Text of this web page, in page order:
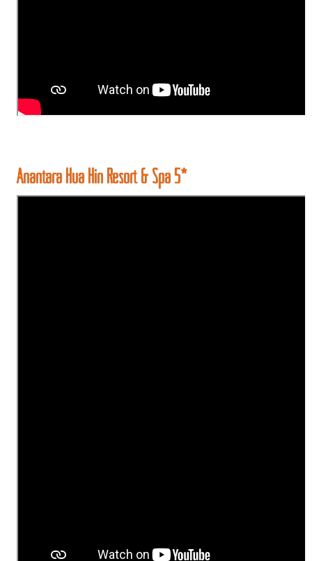
Anantara Hua Hin Resort & Spa 5*